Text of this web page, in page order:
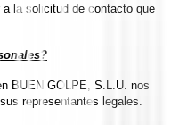
a la solicitud de contacto que
BUEN GOLPE, S.L.U. nos
representantes legales.